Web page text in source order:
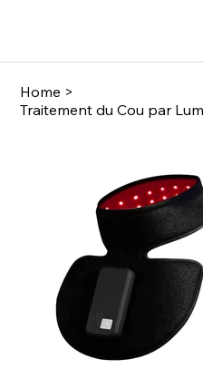
Home >